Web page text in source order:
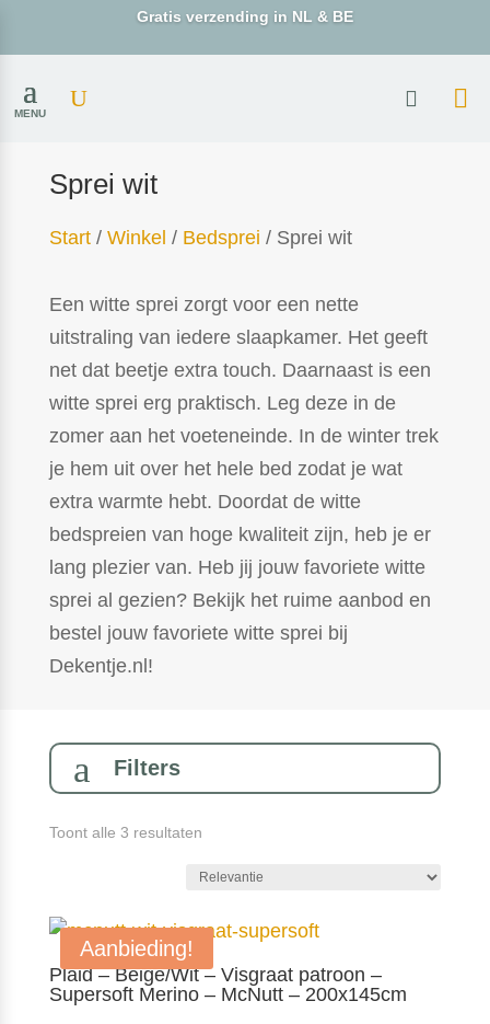
Gratis verzending in NL & BE
MENU
Sprei wit
Start/ Winkel / Bedsprei / Sprei wit
Een witte sprei zorgt voor een nette
uitstraling van iedere slaapkamer. Het geeft
net dat beetje extra touch. Daarnaast is een
witte sprei erg praktisch. Leg deze in de
zomer aan het voeteneinde. In de winter trek
je hem uit over het hele bed zodat je wat
extra warmte hebt. Doordat de witte
bedspreien van hoge kwaliteit zijn, heb je er
lang plezier van. Heb jij jouw favoriete witte
sprei al gezien? Bekijk het ruime aanbod en
bestel jouw favoriete witte sprei bij
Dekentje.nl!
a Filters
Toont alle 3 resultatenGesorteerd
Aanbieding!
Plaid – Beige/Wit – Visgraat patroon –
Supersoft Merino – McNutt – 200x145cm